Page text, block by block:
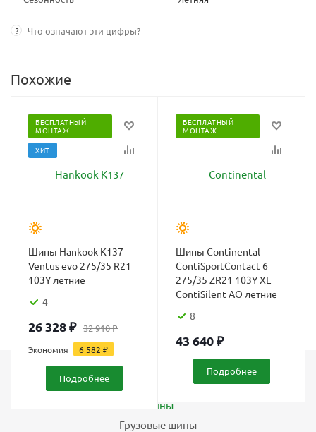
? Что означают эти цифры?
Похожие
БЕСПЛАТНЫЙ
МОНТАЖ
ХИТ
Шины Hankook K137
Ventus evo 275/35 R21
103Y летние
4
26 328₽ 32 910₽
Экономия 6 582 ₽
Подробнее
БЕСПЛАТНЫЙ
МОНТАЖ
Шины Continental
ContiSportContact 6
275/35 ZR21 103Y XL
ContiSilent AO летние
8
43 640₽
Подробнее
Шины
Грузовые шины